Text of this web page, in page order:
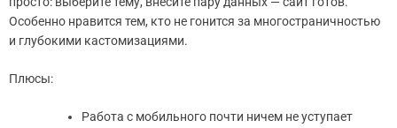
Особенно нравится тем, кто не гонится за многостраничностью
и глубокими кастомизациями.
Плюсы:
Работа с мобильного почти ничем не уступает